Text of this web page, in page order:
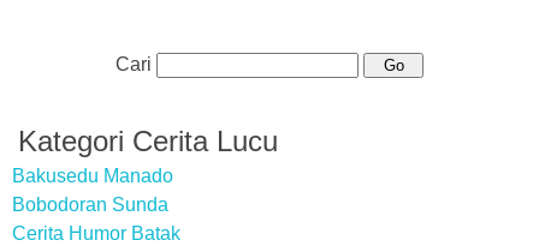
Cari
Kategori Cerita Lucu
Bakusedu Manado
Bobodoran Sunda
Cerita Humor Batak